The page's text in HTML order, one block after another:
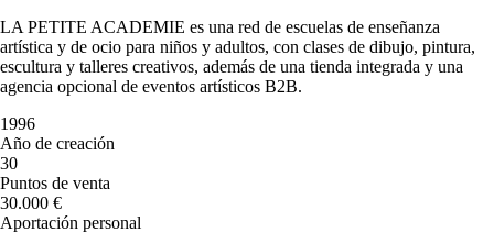
LA PETITE ACADEMIE es una red de escuelas de enseñanza
artística y de ocio para niños y adultos, con clases de dibujo, pintura,
escultura y talleres creativos, además de una tienda integrada y una
agencia opcional de eventos artísticos B2B.
1996
Año de creación
30
Puntos de venta
30.000 €
Aportación personal